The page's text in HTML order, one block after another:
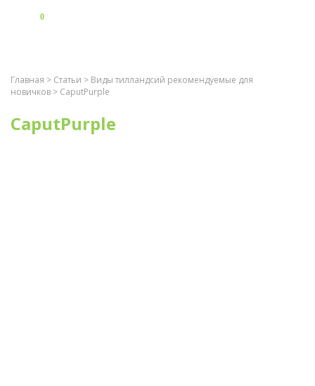
0
Главная > Статьи > Виды тилландсий рекомендуемые для
новичков > CaputPurple
CaputPurple